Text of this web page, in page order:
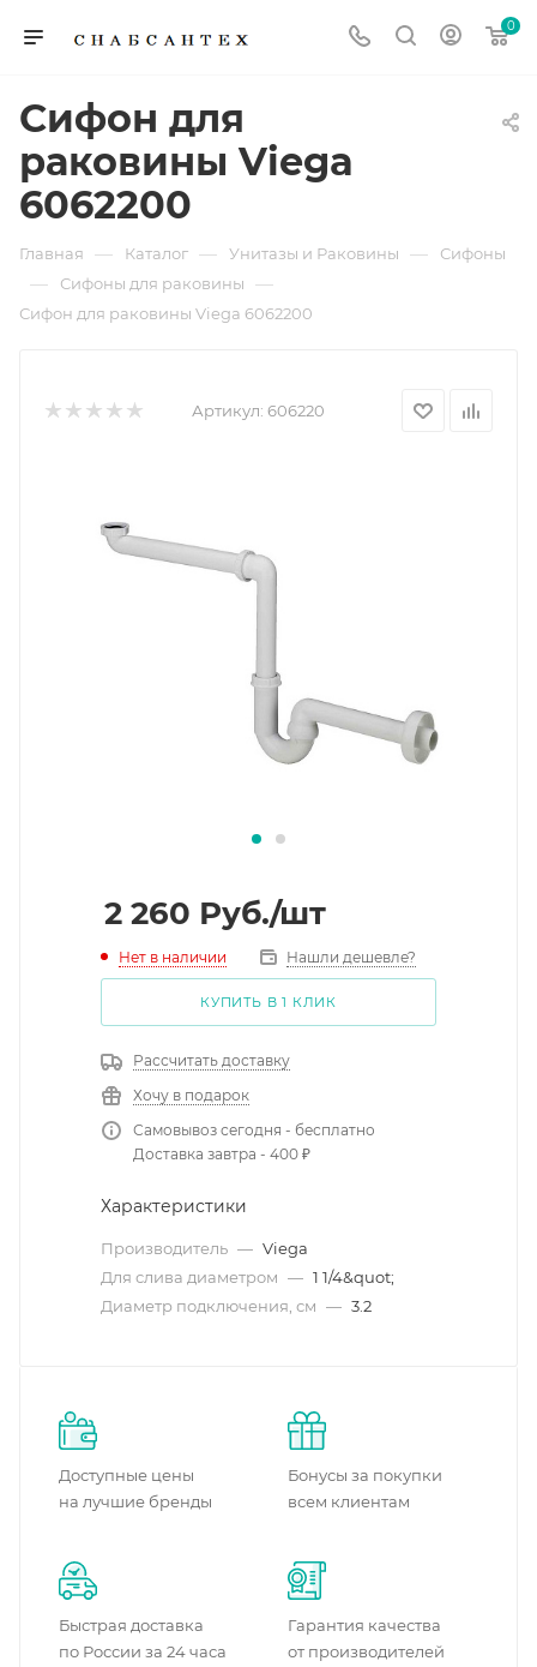
0
Сифон для
раковины Viega
6062200
Главная — Каталог — Унитазы и Раковины — Сифоны
— Сифоны для раковины —
Сифон для раковины Viega 6062200
Артикул: 606220
2 260 Руб./шт
Нет в наличии Нашли дешевле?
КУПИТЬ В 1 КЛИК
Рассчитать доставку
Хочу в подарок
Самовывоз сегодня - бесплатно
Доставка завтра - 400 ₽
Характеристики
Производитель — Viega
Для слива диаметром — 1 1/4&quot;
Диаметр подключения, см — 3.2
Доступные цены
на лучшие бренды
Бонусы за покупки
всем клиентам
Быстрая доставка
по России за 24 часа
Гарантия качества
от производителей